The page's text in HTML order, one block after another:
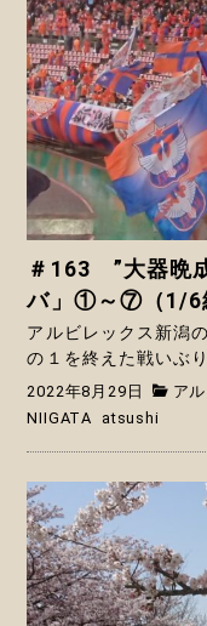
＃163 ”大器晩
バ」①～⑦（1/6
アルビレックス新潟
の１を終えた戦いぶ
2022年8月29日
ア
NIIGATA
atsushi